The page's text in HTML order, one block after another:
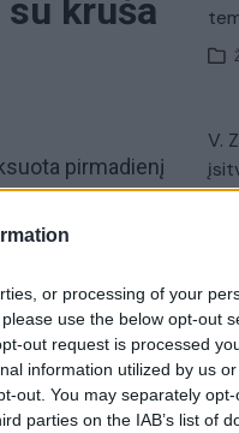
or processing of your
use the below opt-out
out request is processed
information utilized by us
out. You may separately
parties on the IAB’s list of
kruša
pirmadienį
nes
val., audra
laiškas
V.